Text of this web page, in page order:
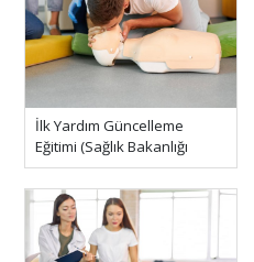
İlk Yardım Güncelleme
Eğitimi (Sağlık Bakanlığı
Onaylı)